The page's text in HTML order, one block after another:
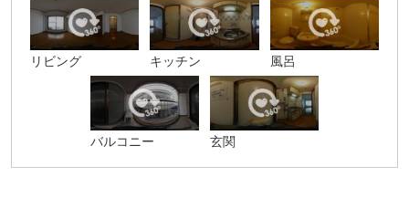
リビング キッチン 風呂
バルコニー 玄関